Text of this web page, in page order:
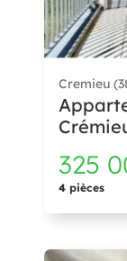
Cremieu
325
4 pièces